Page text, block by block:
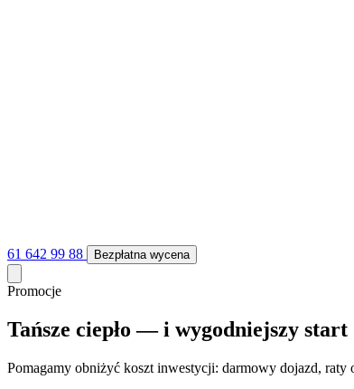
61 642 99 88 Bezpłatna wycena
Promocje
Tańsze ciepło — i wygodniejszy start
Pomagamy obniżyć koszt inwestycji: darmowy dojazd,